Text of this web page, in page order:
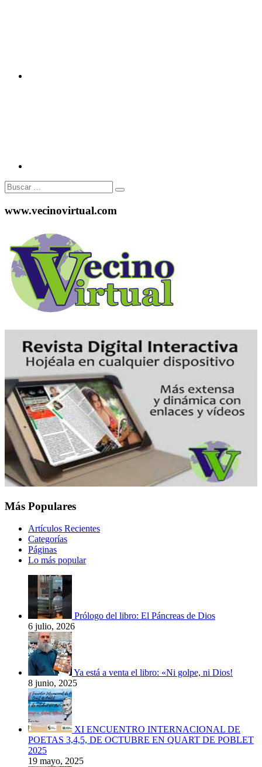
Buscar:
www.vecinovirtual.com
Más Populares
Artículos Recientes
Categorías
Páginas
Lo más popular
Prólogo del libro: El Páncreas de Dios
6 julio, 2026
Ya está a venta el libro: «Ni golpe, ni Dios!
8 junio, 2025
XI ENCUENTRO INTERNACIONAL DE
POETAS 3,4,5, DE OCTUBRE EN QUART DE POBLET
2025
19 mayo, 2025